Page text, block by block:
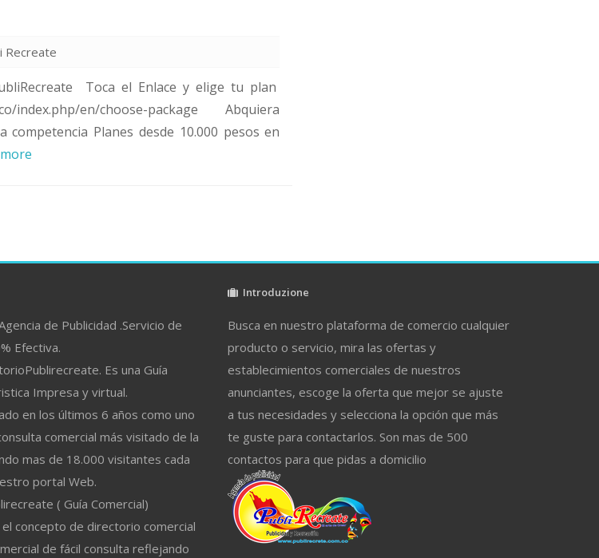
Recreate
Toca el Enlace y elige tu plan
index.php/en/choose-package Abquiera
Planes desde 10.000 pesos en
de Publicidad .Servicio de
Efectiva.
Es una Guía
Impresa y virtual.
en los últimos 6 años como uno
comercial más visitado de la
mas de 18.000 visitantes cada
portal Web.
( Guía Comercial)
el concepto de directorio comercial
de fácil consulta reflejando
Introduzione
Busca en nuestro plataforma de comercio cualquier
producto o servicio, mira las ofertas y
establecimientos comerciales de nuestros
anunciantes, escoge la oferta que mejor se ajuste
a tus necesidades y selecciona la opción que más
te guste para contactarlos. Son mas de 500
contactos para que pidas a domicilio